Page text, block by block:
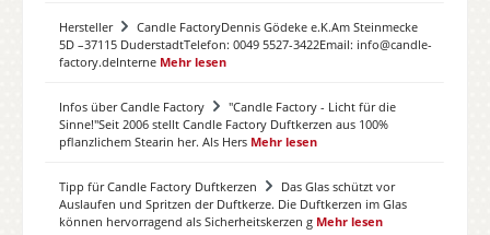
Hersteller
Candle FactoryDennis Gödeke e.K.Am Steinmecke
5D –37115 DuderstadtTelefon: 0049 5527-3422Email: info@candle-
factory.deInterne Mehr lesen
Infos über Candle Factory
"Candle Factory - Licht für die
Sinne!"Seit 2006 stellt Candle Factory Duftkerzen aus 100%
pflanzlichem Stearin her. Als Hers Mehr lesen
Tipp für Candle Factory Duftkerzen
Das Glas schützt vor
Auslaufen und Spritzen der Duftkerze. Die Duftkerzen im Glas
können hervorragend als Sicherheitskerzen g Mehr lesen